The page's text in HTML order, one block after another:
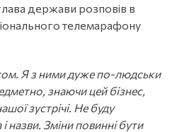
держави розповів в
телемарафону
Я з ними дуже по-людськи
знаючи цей бізнес,
зустрічі. Не буду
назви. Зміни повинні бути